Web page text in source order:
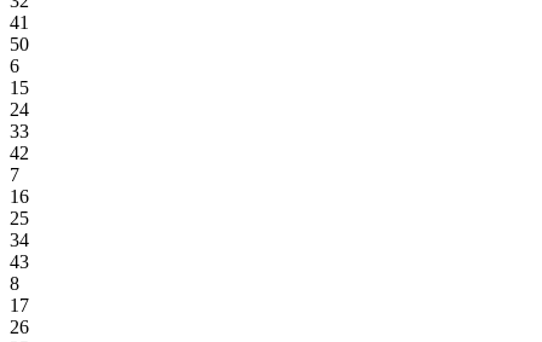
41
50
6
15
24
33
42
7
16
25
34
43
8
17
26